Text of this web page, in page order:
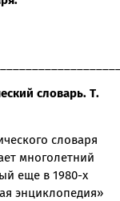
словарь. Т.
словаря
многолетний
еще в 1980-х
энциклопедия»